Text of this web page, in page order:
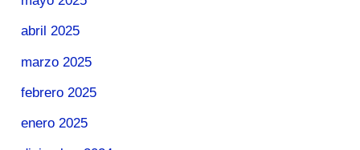
abril 2025
marzo 2025
febrero 2025
enero 2025